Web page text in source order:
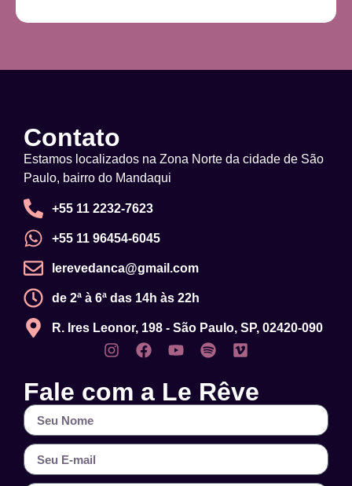
Contato
Estamos localizados na Zona Norte da cidade de São
Paulo, bairro do Mandaqui
+55 11 2232-7623
+55 11 96454-6045
lerevedanca@gmail.com
de 2ª à 6ª das 14h às 22h
R. Ires Leonor, 198 - São Paulo, SP, 02420-090
Fale com a Le Rêve